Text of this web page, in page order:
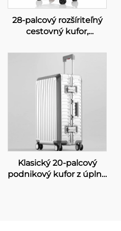
28-palcový rozšíriteľný
cestovný kufor,
jedným predným
otváraním, držiakom na
pohár a 360° kolieskami
Klasický 20-palcový
podnikový kufor z úplne